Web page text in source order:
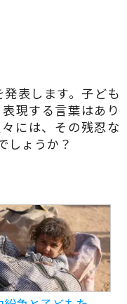
表します。子ども
現する言葉はあり
には、その残忍な
しょうか？